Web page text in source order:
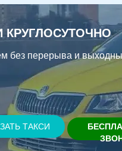
КРУГЛОСУТОЧНО
без перерыва и
ТАКСИ